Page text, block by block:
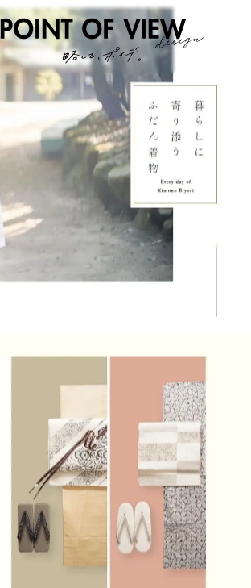
デザイン蒐集サイト。基本フルページで全力スクショ中。